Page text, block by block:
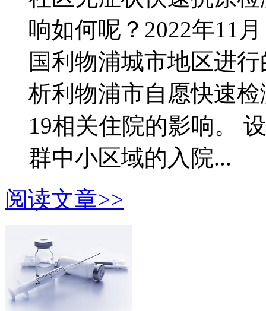
响如何呢？2022年11
国利物浦城市地区进
析利物浦市自愿快速
19相关住院的影响。
群中小区域的入院...
阅读文章>>